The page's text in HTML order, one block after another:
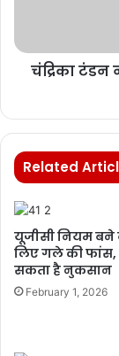
चंद्रिका टंडन
Related
यूजीसी नियम बने
लिए गले की फांस,
सकता है नुकसान
February 1, 2026